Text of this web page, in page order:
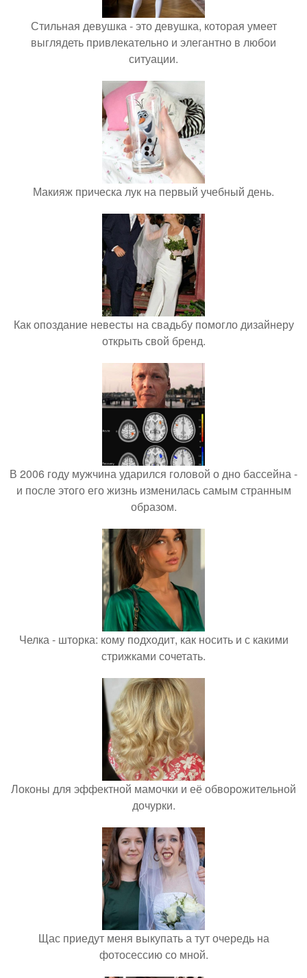
Стильная девушка - это девушка, которая умеет
выглядеть привлекательно и элегантно в любои
ситуации.
Макияж прическа лук на первый учебный день.
Как опоздание невесты на свадьбу помогло дизайнеру
открыть свой бренд.
В 2006 году мужчина ударился головой о дно бассейна -
и после этого его жизнь изменилась самым странным
образом.
Челка - шторка: кому подходит, как носить и с какими
стрижками сочетать.
Локоны для эффектной мамочки и её обворожительной
дочурки.
Щас приедут меня выкупать а тут очередь на
фотосессию со мной.